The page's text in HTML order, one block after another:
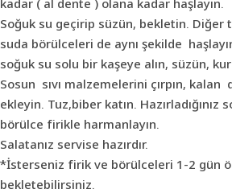
Soğuk su geçirip süzün, bekletin.
suda börülceleri de aynı şekilde
soğuk su solu bir kaşeye alın, süzün,
Sosun sıvı malzemelerini çırpın,
ekleyin. Tuz,biber katın. Hazırladığınız
börülce firikle harmanlayın.
Salatanız servise hazırdır.
*İsterseniz firik ve börülceleri 1-2 gün
bekletebilirsiniz.